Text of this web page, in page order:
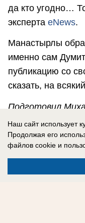
да кто угодно…
эксперта eNews.
Манастырлы
именно сам
публикацию со
сказать, на
Подготовил
«Блокнот
наш телеграм-
новости в одном
Наш сайт использует
Продолжая его
файлов cookie и